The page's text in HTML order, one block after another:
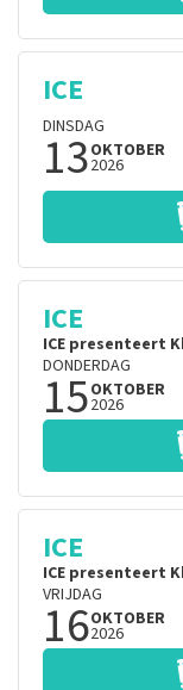
ICE
DINSDAG
13OKTOBER
2026
ICE
ICE presenteert
DONDERDAG
15OKTOBER
2026
ICE
ICE presenteert
VRIJDAG
16OKTOBER
2026